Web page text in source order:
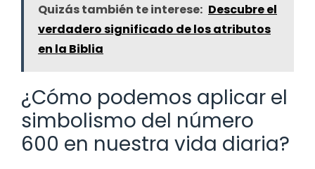
Quizás también te interese: Descubre el
verdadero significado de los atributos
en la Biblia
¿Cómo podemos aplicar el
simbolismo del número
600 en nuestra vida diaria?